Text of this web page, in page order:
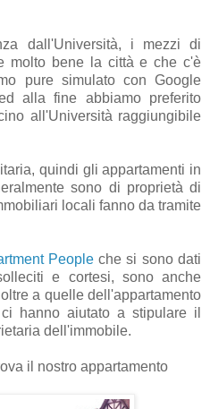
dall'Università, i mezzi di
molto bene la città e che c'è
pure simulato con Google
alla fine abbiamo preferito
all'Università raggiungibile
quindi gli appartamenti in
sono di proprietà di
locali fanno da tramite
Peopleche si sono dati
e cortesi, sono anche
a quelle dell'appartamento
hanno aiutato a stipulare il
dell'immobile.
il nostro appartamento